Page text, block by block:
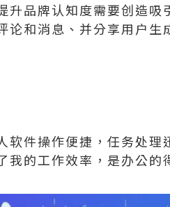
升品牌认知度需要创造
论和消息、并分享用户生
软件操作便捷，任务处
我的工作效率，是办公